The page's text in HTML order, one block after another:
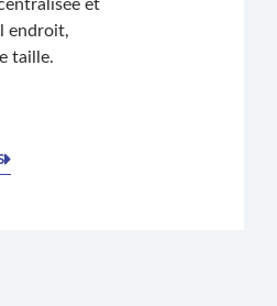
et
endroit,
taille.